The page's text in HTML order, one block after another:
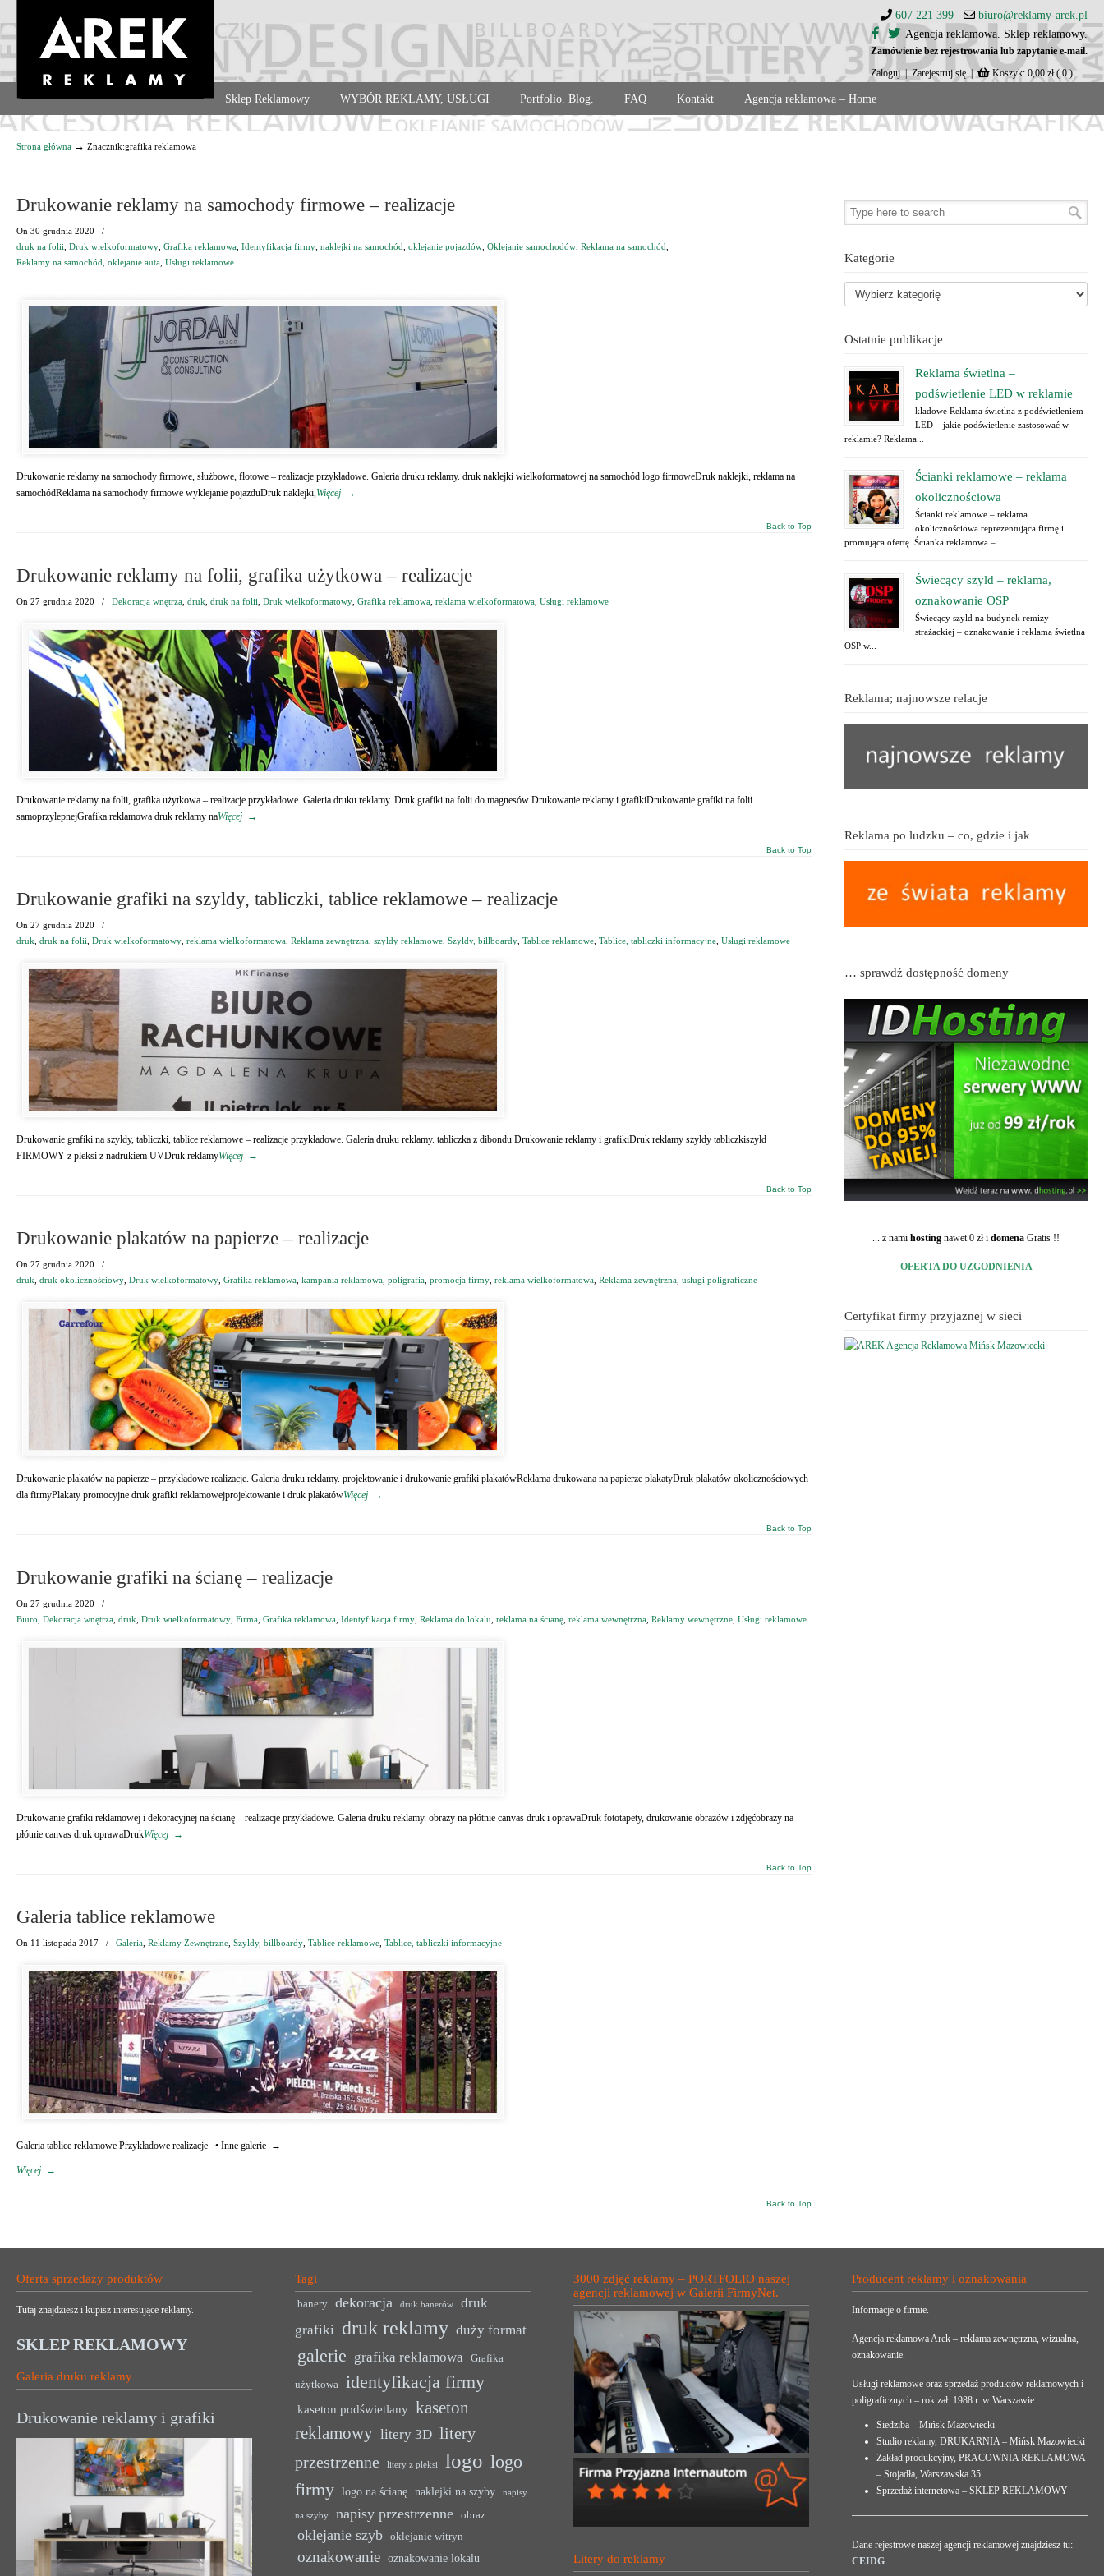
Agencja reklamowa. Reklama – usługi, druk
607 221 399
biuro@reklamy-arek.pl
Agencja reklamowa. Sklep reklamowy.
Zamówienie bez rejestrowania lub zapytanie e-mail.
Zaloguj | Zarejestruj się | Koszyk: 0,00zł ( 0 )
Sklep Reklamowy WYBÓR REKLAMY, USŁUGI Portfolio. Blog. FAQ Kontakt Agencja reklamowa – Home
Strona główna → Znacznik:grafika reklamowa
Drukowanie reklamy na samochody firmowe – realizacje
On 30 grudnia 2020
/
druk na folii Druk wielkoformatowy Grafika reklamowa Identyfikacja firmy naklejki na samochód oklejanie pojazdów Oklejanie samochodów Reklama na samochód
Reklamy na samochód, oklejanie auta Usługi reklamowe
Drukowanie reklamy na samochody firmowe, służbowe, flotowe – realizacje przykładowe. Galeria druku reklamy. druk naklejki wielkoformatowej na samochód logo firmoweDruk naklejki, reklama na
samochódReklama na samochody firmowe wyklejanie pojazduDruk naklejki,Więcej →
Back to Top
Drukowanie reklamy na folii, grafika użytkowa – realizacje
On 27 grudnia 2020 / Dekoracja wnętrza druk druk na folii Druk wielkoformatowy Grafika reklamowa reklama wielkoformatowa Usługi reklamowe
Drukowanie reklamy na folii, grafika użytkowa – realizacje przykładowe. Galeria druku reklamy. Druk grafiki na folii do magnesów Drukowanie reklamy i grafikiDrukowanie grafiki na folii
samoprzylepnejGrafika reklamowa druk reklamy naWięcej →
Back to Top
Drukowanie grafiki na szyldy, tabliczki, tablice reklamowe – realizacje
On 27 grudnia 2020
/
druk druk na folii Druk wielkoformatowy reklama wielkoformatowa Reklama zewnętrzna szyldy reklamowe Szyldy, billboardy Tablice reklamowe Tablice, tabliczki informacyjne Usługi reklamowe
Drukowanie grafiki na szyldy, tabliczki, tablice reklamowe – realizacje przykładowe. Galeria druku reklamy. tabliczka z dibondu Drukowanie reklamy i grafikiDruk reklamy szyldy tabliczkiszyld
FIRMOWY z pleksi z nadrukiem UVDruk reklamyWięcej →
Back to Top
Drukowanie plakatów na papierze – realizacje
On 27 grudnia 2020
/
druk druk okolicznościowy Druk wielkoformatowy Grafika reklamowa kampania reklamowa poligrafia promocja firmy reklama wielkoformatowa Reklama zewnętrzna usługi poligraficzne
Drukowanie plakatów na papierze – przykładowe realizacje. Galeria druku reklamy. projektowanie i drukowanie grafiki plakatówReklama drukowana na papierze plakatyDruk plakatów okolicznościowych
dla firmyPlakaty promocyjne druk grafiki reklamowejprojektowanie i druk plakatówWięcej →
Back to Top
Drukowanie grafiki na ścianę – realizacje
On 27 grudnia 2020
/
Biuro Dekoracja wnętrza druk Druk wielkoformatowy Firma Grafika reklamowa Identyfikacja firmy Reklama do lokalu reklama na ścianę reklama wewnętrzna Reklamy wewnętrzne Usługi reklamowe
Drukowanie grafiki reklamowej i dekoracyjnej na ścianę – realizacje przykładowe. Galeria druku reklamy. obrazy na płótnie canvas druk i oprawaDruk fototapety, drukowanie obrazów i zdjęćobrazy na
płótnie canvas druk oprawaDrukWięcej →
Back to Top
Galeria tablice reklamowe
On 11 listopada 2017 / Galeria Reklamy Zewnętrzne Szyldy, billboardy Tablice reklamowe Tablice, tabliczki informacyjne
Galeria tablice reklamowe Przykładowe realizacje • Inne galerie →
Więcej →
Back to Top
Kategorie
Ostatnie publikacje
Reklama świetlna –
podświetlenie LED w reklamie
kładowe Reklama świetlna z podświetleniem
LED – jakie podświetlenie zastosować w
reklamie? Reklama...
Ścianki reklamowe – reklama
okolicznościowa
Ścianki reklamowe – reklama
okolicznościowa reprezentująca firmę i
promująca ofertę. Ścianka reklamowa –...
Świecący szyld – reklama,
oznakowanie OSP
Świecący szyld na budynek remizy
strażackiej – oznakowanie i reklama świetlna
OSP w...
Reklama; najnowsze relacje
Reklama po ludzku – co, gdzie i jak
… sprawdź dostępność domeny
... z nami hosting nawet 0 zł i domena Gratis !!
OFERTA DO UZGODNIENIA
Certyfikat firmy przyjaznej w sieci
Oferta sprzedaży produktów
Tutaj znajdziesz i kupisz interesujące reklamy.
SKLEP REKLAMOWY
Galeria druku reklamy
Drukowanie reklamy i grafiki
Tagi
banery dekoracja druk banerów
druk
grafiki druk reklamy duży format
galerie grafika reklamowa Grafika
użytkowa identyfikacja firmy
kaseton podświetlany kaseton
reklamowy litery 3D litery
przestrzenne
litery z pleksi logo logo
firmy
logo na ścianę naklejki na szyby napisy
na szyby napisy przestrzenne obraz
oklejanie szyb oklejanie witryn
oznakowanie oznakowanie lokalu
3000 zdjęć reklamy – PORTFOLIO naszej
agencji reklamowej w Galerii FirmyNet.
Litery do reklamy
Producent reklamy i oznakowania
Informacje o firmie.
Agencja reklamowa Arek – reklama zewnętrzna, wizualna,
oznakowanie.
Usługi reklamowe oraz sprzedaż produktów reklamowych i
poligraficznych – rok zał. 1988 r. w Warszawie.
Siedziba – Mińsk Mazowiecki
Studio reklamy, DRUKARNIA – Mińsk Mazowiecki
Zakład produkcyjny, PRACOWNIA REKLAMOWA
– Stojadła, Warszawska 35
Sprzedaż internetowa – SKLEP REKLAMOWY
Dane rejestrowe naszej agencji reklamowej znajdziesz tu:
CEIDG